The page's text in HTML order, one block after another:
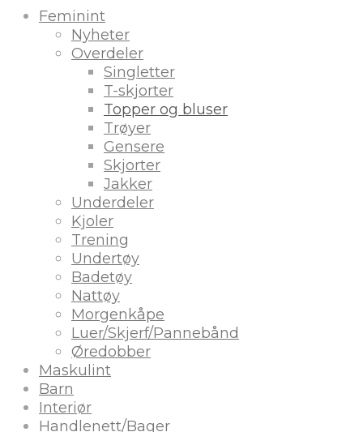
Feminint
Nyheter
Overdeler
Singletter
T-skjorter
Topper og bluser
Trøyer
Gensere
Skjorter
Jakker
Underdeler
Kjoler
Trening
Undertøy
Badetøy
Nattøy
Morgenkåpe
Luer/Skjerf/Pannebånd
Øredobber
Maskulint
Barn
Interiør
Handlenett/Bager